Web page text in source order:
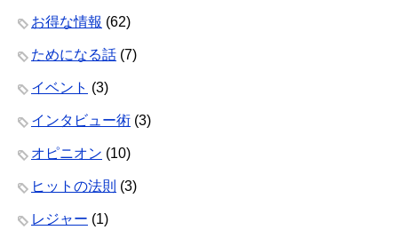
お得な情報 (62)
ためになる話 (7)
イベント (3)
インタビュー術 (3)
オピニオン (10)
ヒットの法則 (3)
レジャー (1)